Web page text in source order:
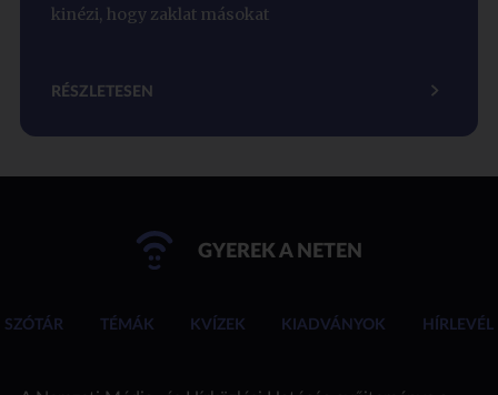
kinézi, hogy zaklat másokat
RÉSZLETESEN
GYEREK A NETEN
SZÓTÁR TÉMÁK KVÍZEK KIADVÁNYOK HÍRLEVÉL